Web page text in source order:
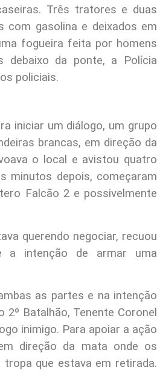
Três tratores e duas
com gasolina e deixados em
fogueira feita por homens
debaixo da ponte, a Polícia
policiais.
iniciar um diálogo, um grupo
brancas, em direção da
o local e avistou quatro
minutos depois, começaram
Falcão 2 e possivelmente
querendo negociar, recuou
a intenção de armar uma
as partes e na intenção
Batalhão, Tenente Coronel
inimigo. Para apoiar a ação
direção da mata onde os
que estava em retirada.